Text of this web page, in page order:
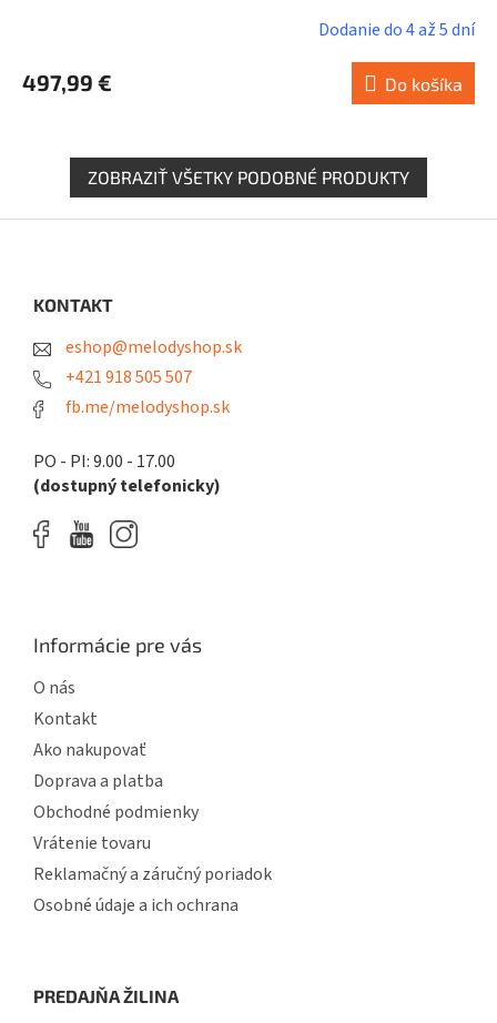
Dodanie do 4 až 5 dní
497,99 € Do košíka
ZOBRAZIŤ VŠETKY PODOBNÉ PRODUKTY
KONTAKT
eshop@melodyshop.sk
+421 918 505 507
fb.me/melodyshop.sk
PO - PI: 9.00 - 17.00
(dostupný telefonicky)
Informácie pre vás
O nás
Kontakt
Ako nakupovať
Doprava a platba
Obchodné podmienky
Vrátenie tovaru
Reklamačný a záručný poriadok
Osobné údaje a ich ochrana
PREDAJŇA ŽILINA